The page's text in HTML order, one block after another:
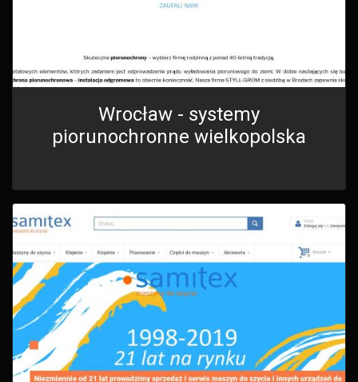
Wrocław - systemy
piorunochronne wielkopolska